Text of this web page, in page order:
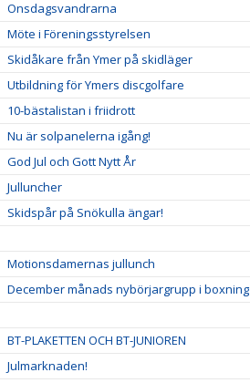
Onsdagsvandrarna
Möte i Föreningsstyrelsen
Skidåkare från Ymer på skidläger
Utbildning för Ymers discgolfare
10-bästalistan i friidrott
Nu är solpanelerna igång!
God Jul och Gott Nytt År
Julluncher
Skidspår på Snökulla ängar!
Motionsdamernas jullunch
December månads nybörjargrupp i boxning
BT-PLAKETTEN OCH BT-JUNIOREN
Julmarknaden!